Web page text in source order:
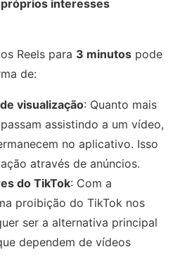
interesses
Reels para 3 minutos pode
de:
visualização: Quanto mais
assistindo a um vídeo,
no aplicativo. Isso
através de anúncios.
do TikTok: Com a
proibição do TikTok nos
ser a alternativa principal
dependem de vídeos